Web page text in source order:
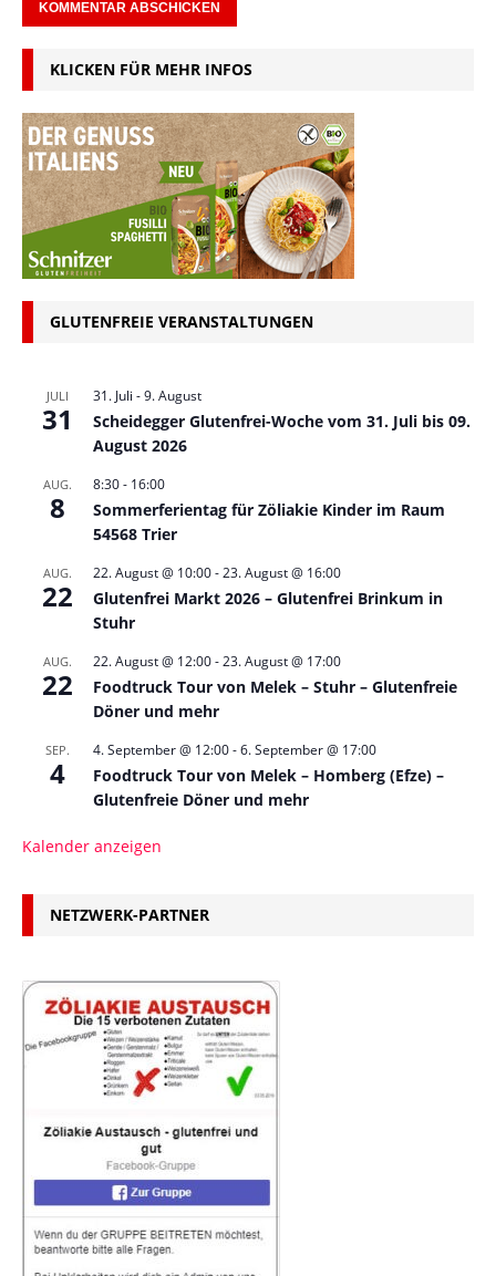
KLICKEN FÜR MEHR INFOS
GLUTENFREIE VERANSTALTUNGEN
JULI
31
31. Juli -9. August
Scheidegger Glutenfrei-Woche vom 31. Juli bis 09.
August 2026
AUG.
8
8:30- 16:00
Sommerferientag für Zöliakie Kinder im Raum
54568 Trier
AUG.
22
22. August @ 10:00-23. August @ 16:00
Glutenfrei Markt 2026 – Glutenfrei Brinkum in
Stuhr
AUG.
22
22. August @ 12:00-23. August @ 17:00
Foodtruck Tour von Melek – Stuhr – Glutenfreie
Döner und mehr
SEP.
4
4. September @ 12:00-6. September @ 17:00
Foodtruck Tour von Melek – Homberg (Efze) –
Glutenfreie Döner und mehr
Kalender anzeigen
NETZWERK-PARTNER